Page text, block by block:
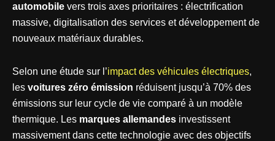
automobile vers trois axes prioritaires : électrification
massive, digitalisation des services et développement de
nouveaux matériaux durables.
Selon une étude sur l’impact des véhicules électriques,
les voitures zéro émission réduisent jusqu’à 70% des
émissions sur leur cycle de vie comparé à un modèle
thermique. Les marques allemandes investissent
massivement dans cette technologie avec des objectifs